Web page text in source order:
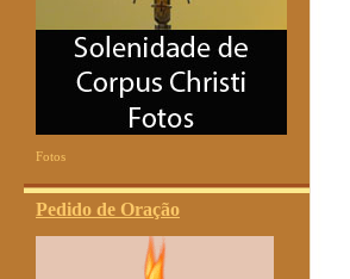
Fotos
Pedido de Oração